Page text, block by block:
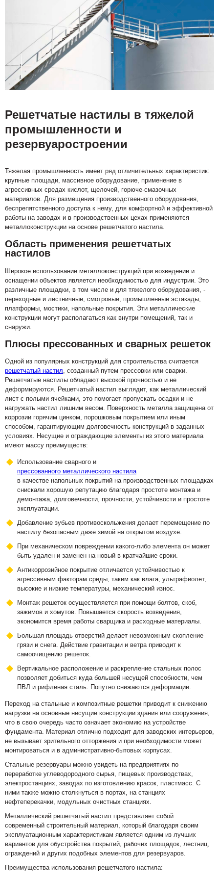
Решетчатые настилы в тяжелой
промышленности и
резервуаростроении
Тяжелая промышленность имеет ряд отличительных характеристик:
крупные площади, массивное оборудование, применение в
агрессивных средах кислот, щелочей, горюче-смазочных
материалов. Для размещения производственного оборудования,
беспрепятственного доступа к нему, для комфортной и эффективной
работы на заводах и в производственных цехах применяются
металлоконструкции на основе решетчатого настила.
Область применения решетчатых
настилов
Широкое использование металлоконструкций при возведении и
оснащении объектов является необходимостью для индустрии. Это
различные площадки, в том числе и для тяжелого оборудования, -
переходные и лестничные, смотровые, промышленные эстакады,
платформы, мостики, напольные покрытия. Эти металлические
конструкции могут располагаться как внутри помещений, так и
снаружи.
Плюсы прессованных и сварных решеток
Одной из популярных конструкций для строительства считается
решетчатый настил , созданный путем прессовки или сварки.
Решетчатые настилы обладают высокой прочностью и не
деформируются. Решетчатый настил выглядит, как металлический
лист с полыми ячейками, это помогает пропускать осадки и не
нагружать настил лишним весом. Поверхность металла защищена от
коррозии горячим цинком, порошковым покрытием или иным
способом, гарантирующим долговечность конструкций в заданных
условиях. Несущие и ограждающие элементы из этого материала
имеют массу преимуществ:
Использование сварного и
прессованного металлического настила
в качестве напольных покрытий на производственных площадках
снискали хорошую репутацию благодаря простоте монтажа и
демонтажа, долговечности, прочности, устойчивости и простоте
эксплуатации.
Добавление зубьев противоскольжения делает перемещение по
настилу безопасным даже зимой на открытом воздухе.
При механическом повреждении какого-либо элемента он может
быть удален и заменен на новый в кратчайшие сроки.
Антикоррозийное покрытие отличается устойчивостью к
агрессивным факторам среды, таким как влага, ультрафиолет,
высокие и низкие температуры, механический износ.
Монтаж решеток осуществляется при помощи болтов, скоб,
зажимов и хомутов. Повышается скорость возведения,
экономится время работы сварщика и расходные материалы.
Большая площадь отверстий делает невозможным скопление
грязи и снега. Действие гравитации и ветра приводит к
самоочищению решеток.
Вертикальное расположение и раскрепление стальных полос
позволяет добиться куда большей несущей способности, чем
ПВЛ и рифленая сталь. Попутно снижаются деформации.
Переход на стальные и композитные решетки приводит к снижению
нагрузки на основные несущие конструкции здания или сооружения,
что в свою очередь часто означает экономию на устройстве
фундамента. Материал отлично подходит для заводских интерьеров,
не вызывает зрительного отторжения и при необходимости может
монтироваться и в административно-бытовых корпусах.
Стальные резервуары можно увидеть на предприятиях по
переработке углеводородного сырья, пищевых производствах,
электростанциях, заводах по изготовлению красок, пластмасс. С
ними также можно столкнуться в портах, на станциях
нефтеперекачки, модульных очистных станциях.
Металлический решетчатый настил представляет собой
современный строительный материал, который благодаря своим
эксплуатационным характеристикам является одним из лучших
вариантов для обустройства покрытий, рабочих площадок, лестниц,
ограждений и других подобных элементов для резервуаров.
Преимущества использования решетчатого настила: